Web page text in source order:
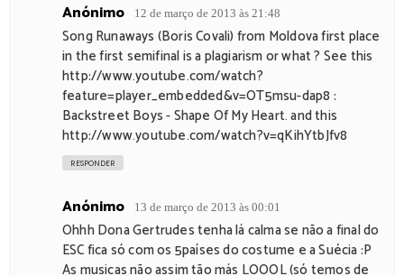
Anónimo 12 de março de 2013 às 21:48
Song Runaways (Boris Covali) from Moldova first place
in the first semifinal is a plagiarism or what ? See this
http://www.youtube.com/watch?
feature=player_embedded&v=OT5msu-dap8 :
Backstreet Boys - Shape Of My Heart. and this
http://www.youtube.com/watch?v=qKihYtbJfv8
RESPONDER
Anónimo 13 de março de 2013 às 00:01
Ohhh Dona Gertrudes tenha lá calma se não a final do
ESC fica só com os 5países do costume e a Suécia :P
As musicas não assim tão más LOOOL (só temos de